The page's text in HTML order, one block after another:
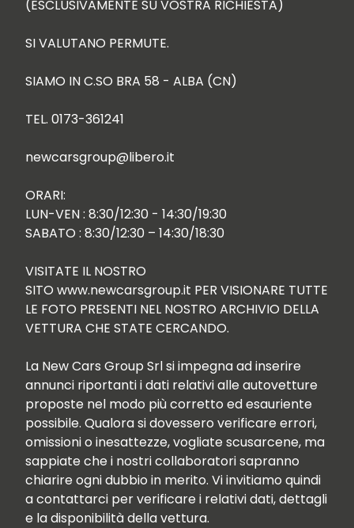
(ESCLUSIVAMENTE SU VOSTRA RICHIESTA)
SI VALUTANO PERMUTE.
SIAMO IN C.SO BRA 58 - ALBA (CN)
TEL. 0173-361241
newcarsgroup@libero.it
ORARI:
LUN-VEN : 8:30/12:30 - 14:30/19:30
SABATO : 8:30/12:30 – 14:30/18:30
VISITATE IL NOSTRO
SITO www.newcarsgroup.it PER VISIONARE TUTTE
LE FOTO PRESENTI NEL NOSTRO ARCHIVIO DELLA
VETTURA CHE STATE CERCANDO.
La New Cars Group Srl si impegna ad inserire
annunci riportanti i dati relativi alle autovetture
proposte nel modo più corretto ed esauriente
possibile. Qualora si dovessero verificare errori,
omissioni o inesattezze, vogliate scusarcene, ma
sappiate che i nostri collaboratori sapranno
chiarire ogni dubbio in merito. Vi invitiamo quindi
a contattarci per verificare i relativi dati, dettagli
e la disponibilità della vettura.